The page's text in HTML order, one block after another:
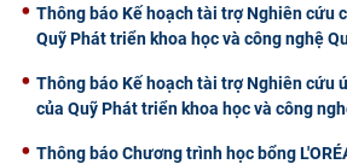
Thông báo Kế hoạch tài trợ Nghiên cứu
Quỹ Phát triển khoa học và công nghệ
Thông báo Kế hoạch tài trợ Nghiên cứu
của Quỹ Phát triển khoa học và công
Thông báo Chương trình học bổng